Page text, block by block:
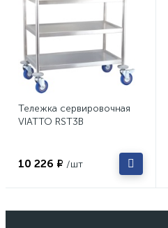
Тележка сервировочная
VIATTO RST3B
10 226 ₽ /шт